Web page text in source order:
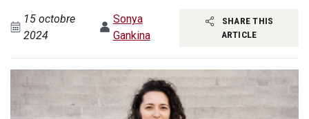
15 octobre
2024
Sonya
Gankina
SHARE THIS
ARTICLE